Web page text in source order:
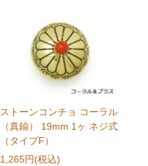
ストーンコンチョ コーラル
（真鍮） 19mm 1ヶ ネジ式
（タイプF）
1,265円(税込)